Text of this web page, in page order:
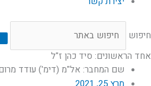
חיפוש
אחד הראשונים: סיד כהן ז"ל
שם המחבר: אל"מ (דימ') עודד
מרץ 25, 2021